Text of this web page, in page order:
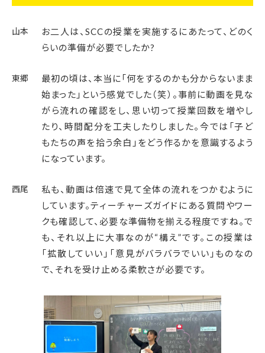
山本
お二人は、SCCの授業を実施するにあたって、どのく
らいの準備が必要でしたか?
東郷
最初の頃は、本当に「何をするのかも分からないまま
始まった」という感覚でした（笑）。事前に動画を見な
がら流れの確認をし、思い切って授業回数を増やし
たり、時間配分を工夫したりしました。今では「子ど
もたちの声を拾う余白」をどう作るかを意識するよう
になっています。
西尾
私も、動画は倍速で見て全体の流れをつかむように
しています。ティーチャーズガイドにある質問やワー
クも確認して、必要な準備物を揃える程度ですね。で
も、それ以上に大事なのが“構え”です。この授業は
「拡散していい」「意見がバラバラでいい」ものなの
で、それを受け止める柔軟さが必要です。